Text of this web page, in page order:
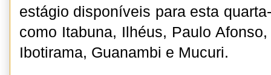
estágio disponíveis para esta
como Itabuna, Ilhéus, Paulo
Ibotirama, Guanambi e Mucuri.